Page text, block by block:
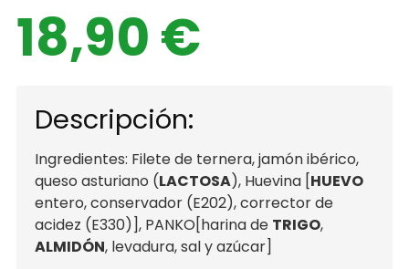
18,90 €
Descripción:
Ingredientes: Filete de ternera, jamón ibérico,
queso asturiano (LACTOSA), Huevina [HUEVO
entero, conservador (E202), corrector de
acidez (E330)], PANKO[harina de TRIGO,
ALMIDÓN, levadura, sal y azúcar]